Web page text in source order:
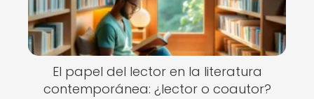
El papel del lector en la literatura
contemporánea: ¿lector o coautor?